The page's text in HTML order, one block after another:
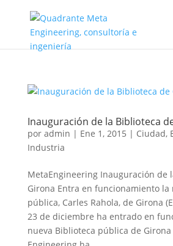
Inauguración de la Biblioteca
por admin | Ene 1, 2015 | Ciudad,
Industria
MetaEngineering Inauguración de
Girona Entra en funcionamiento la
pública, Carles Rahola, de Girona
23 de diciembre ha entrado en
nueva Biblioteca pública de